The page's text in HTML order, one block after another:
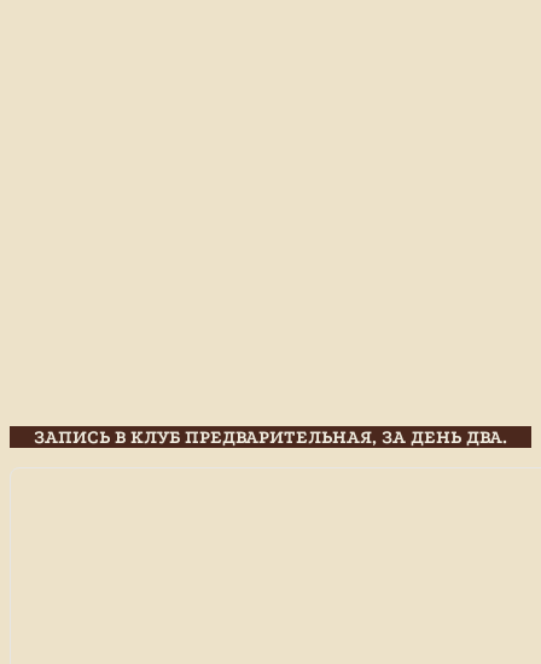
ЗАПИСЬ В КЛУБ ПРЕДВАРИТЕЛЬНАЯ, ЗА ДЕНЬ ДВА.